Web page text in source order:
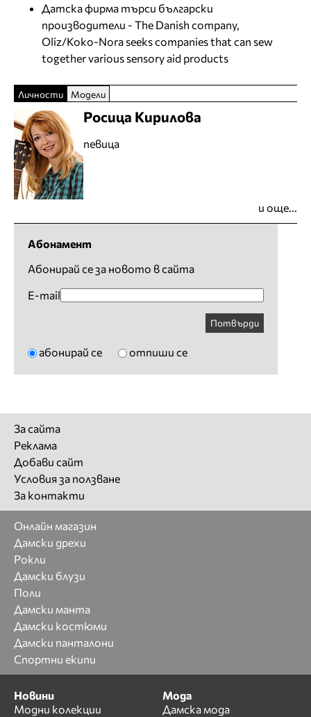
Датска фирма търси български
производители - The Danish company,
Oliz/Koko-Nora seeks companies that can sew
together various sensory aid products
Личности Модели
Росица Кирилова
певица
и още...
Абонамент
Абонирай се за новото в сайта
E-mail
Потвърди
абонирай се отпиши се
За сайта
Реклама
Добави сайт
Условия за ползване
За контакти
Онлайн магазин
Дамски дрехи
Рокли
Дамски блузи
Поли
Дамски манта
Дамски костюми
Дамски панталони
Спортни екипи
Новини
Модни колекции
Мода
Дамска мода